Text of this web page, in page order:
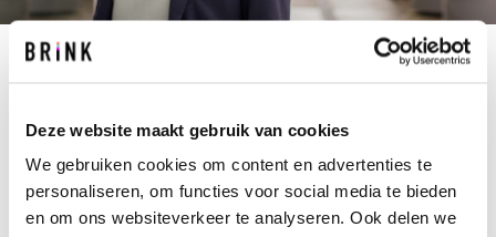
Deze website maakt gebruik van cookies
We gebruiken cookies om content en advertenties te
personaliseren, om functies voor social media te bieden
en om ons websiteverkeer te analyseren. Ook delen we
De definitiefase. De ontwerpfase. De
aanbestedingsfase. Het zijn stuk voor stuk de
stadia waarop Pauline kan vlammen. Met de